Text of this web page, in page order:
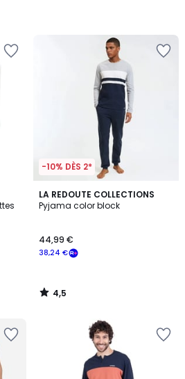
-10% DÈS 2*
LA REDOUTE COLLECTIONS
Pyjama color block
38,24 €
44,99 €
4,5
/ 5
4,5
/